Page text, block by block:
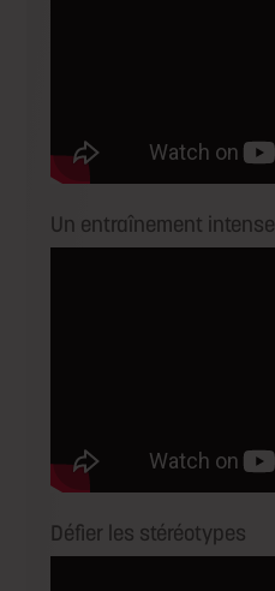
Un entraînement intense
Défier les stéréotypes